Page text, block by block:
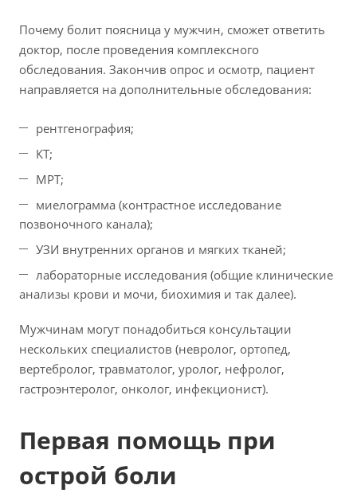
Почему болит поясница у мужчин, сможет ответить
доктор, после проведения комплексного
обследования. Закончив опрос и осмотр, пациент
направляется на дополнительные обследования:
рентгенография;
КТ;
МРТ;
миелограмма (контрастное исследование
позвоночного канала);
УЗИ внутренних органов и мягких тканей;
лабораторные исследования (общие клинические
анализы крови и мочи, биохимия и так далее).
Мужчинам могут понадобиться консультации
нескольких специалистов (невролог, ортопед,
вертебролог, травматолог, уролог, нефролог,
гастроэнтеролог, онколог, инфекционист).
Первая помощь при
острой боли